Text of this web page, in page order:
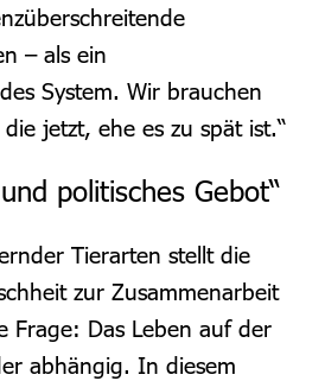
– als ein
System. Wir brauchen
jetzt, ehe es zu spät ist.“
politisches Gebot“
Tierarten stellt die
zur Zusammenarbeit
Frage: Das Leben auf der
abhängig. In diesem